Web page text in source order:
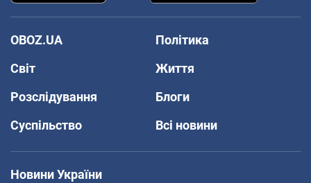
OBOZ.UA
Політика
Світ
Життя
Розслідування
Блоги
Суспільство
Всі новини
Новини України